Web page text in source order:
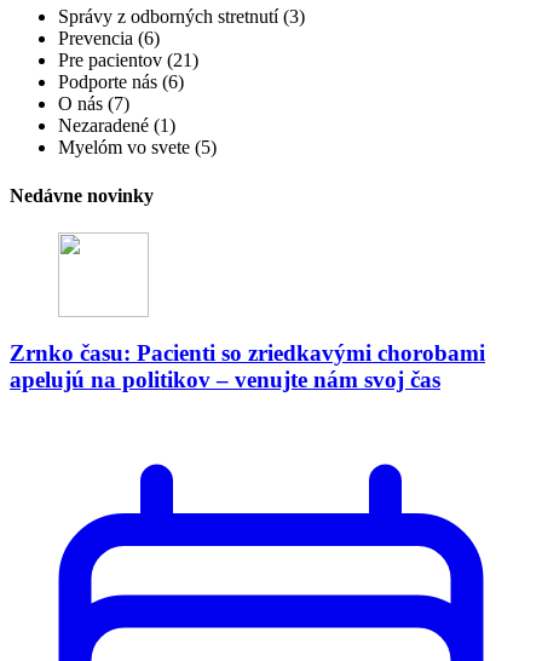
Správy z odborných stretnutí(3)
Prevencia (6)
Pre pacientov (21)
Podporte nás (6)
O nás (7)
Nezaradené (1)
Myelóm vo svete (5)
Nedávne novinky
Zrnko času: Pacienti so zriedkavými chorobami
apelujú na politikov – venujte nám svoj čas